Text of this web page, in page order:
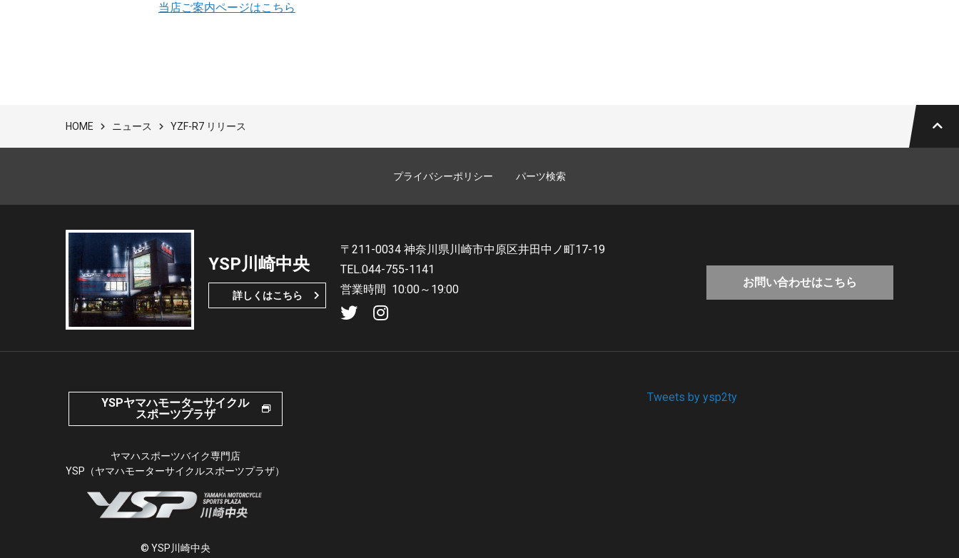
当店ご案内ページはこちら
HOME ニュース YZF-R7 リリース
プライバシーポリシー パーツ検索
YSP川崎中央
詳しくはこちら
〒211-0034 神奈川県川崎市中原区井田中ノ町17-19
TEL.044-755-1141
営業時間 10:00～19:00
お問い合わせはこちら
YSPヤマハモーターサイクル
スポーツプラザ
ヤマハスポーツバイク専門店
YSP（ヤマハモーターサイクルスポーツプラザ）
© YSP川崎中央
Tweets by ysp2ty